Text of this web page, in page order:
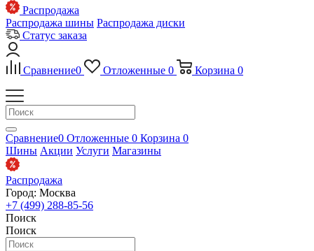
Распродажа
Распродажа шины Распродажа диски
Статус заказа
Сравнение0 Отложенные 0 Корзина 0
Сравнение0 Отложенные 0 Корзина 0
Шины Акции Услуги Магазины
Распродажа
Город: Москва
+7 (499) 288-85-56
Поиск
Поиск